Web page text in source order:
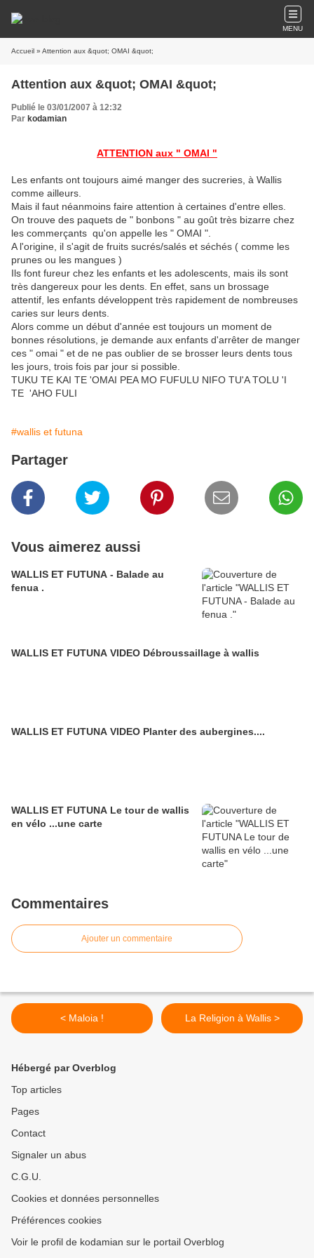
MENU
Accueil » Attention aux &quot; OMAI &quot;
Attention aux &quot; OMAI &quot;
Publié le 03/01/2007 à 12:32
Par kodamian
ATTENTION aux " OMAI "
Les enfants ont toujours aimé manger des sucreries, à Wallis
comme ailleurs.
Mais il faut néanmoins faire attention à certaines d'entre elles.
On trouve des paquets de " bonbons " au goût très bizarre chez
les commerçants qu'on appelle les " OMAI ".
A l'origine, il s'agit de fruits sucrés/salés et séchés ( comme les
prunes ou les mangues )
Ils font fureur chez les enfants et les adolescents, mais ils sont
très dangereux pour les dents. En effet, sans un brossage
attentif, les enfants développent très rapidement de nombreuses
caries sur leurs dents.
Alors comme un début d'année est toujours un moment de
bonnes résolutions, je demande aux enfants d'arrêter de manger
ces " omai " et de ne pas oublier de se brosser leurs dents tous
les jours, trois fois par jour si possible.
TUKU TE KAI TE 'OMAI PEA MO FUFULU NIFO TU'A TOLU 'I
TE 'AHO FULI
#wallis et futuna
Partager
Vous aimerez aussi
WALLIS ET FUTUNA - Balade au
fenua .
WALLIS ET FUTUNA VIDEO Débroussaillage à wallis
WALLIS ET FUTUNA VIDEO Planter des aubergines....
WALLIS ET FUTUNA Le tour de wallis
en vélo ...une carte
Commentaires
Ajouter un commentaire
< Maloia ! La Religion à Wallis >
Hébergé par Overblog
Top articles
Pages
Contact
Signaler un abus
C.G.U.
Cookies et données personnelles
Préférences cookies
Voir le profil de kodamian sur le portail Overblog